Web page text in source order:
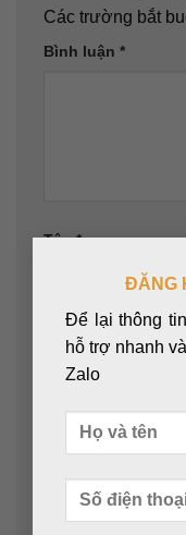
ĐĂNG
Để lại thông
hỗ trợ nhanh
Zalo
Các trường bắt
Bình luận *
Tên*
Email *
Trang web